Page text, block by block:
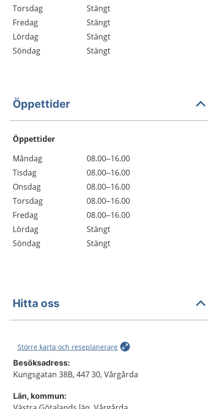
Torsdag
Stängt
Fredag
Stängt
Lördag
Stängt
Söndag
Stängt
Öppettider
Öppettider
Dag
Öppettider
Kommentarer
Måndag
08.00–16.00
Tisdag
08.00–16.00
Onsdag
08.00–16.00
Torsdag
08.00–16.00
Fredag
08.00–16.00
Lördag
Stängt
Söndag
Stängt
Hitta oss
Större karta och reseplanerare
Besöksadress:
Kungsgatan 38B, 447 30, Vårgårda
Län, kommun: